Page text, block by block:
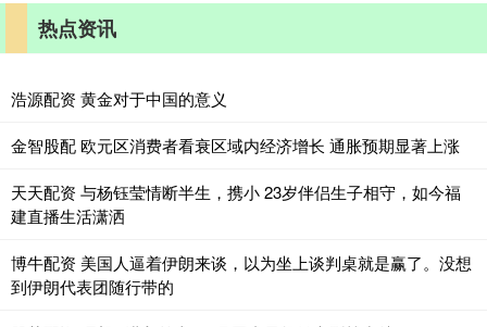
热点资讯
浩源配资 黄金对于中国的意义
金智股配 欧元区消费者看衰区域内经济增长 通胀预期显著上涨
天天配资 与杨钰莹情断半生，携小 23岁伴侣生子相守，如今福
建直播生活潇洒
博牛配资 美国人逼着伊朗来谈，以为坐上谈判桌就是赢了。没想
到伊朗代表团随行带的